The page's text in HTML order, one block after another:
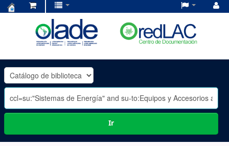
OLADE
-
Ir